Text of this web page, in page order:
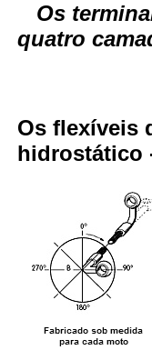
Os
quatro
Os flexíveis
hidrostático